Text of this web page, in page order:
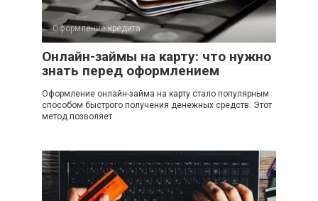
Оформление кредита
Онлайн-займы на карту: что нужно
знать перед оформлением
Оформление онлайн-займа на карту стало популярным
способом быстрого получения денежных средств. Этот
метод позволяет